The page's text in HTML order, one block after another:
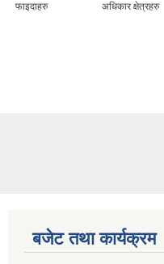
फाइदाहरु
अधिकार क्षेत्रहरु
बजेट तथा कार्यक्रम